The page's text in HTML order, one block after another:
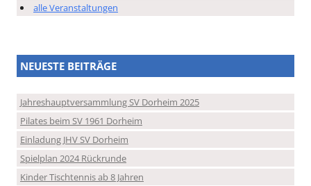
alle Veranstaltungen
NEUESTE BEITRÄGE
Jahreshauptversammlung SV Dorheim 2025
Pilates beim SV 1961 Dorheim
Einladung JHV SV Dorheim
Spielplan 2024 Rückrunde
Kinder Tischtennis ab 8 Jahren